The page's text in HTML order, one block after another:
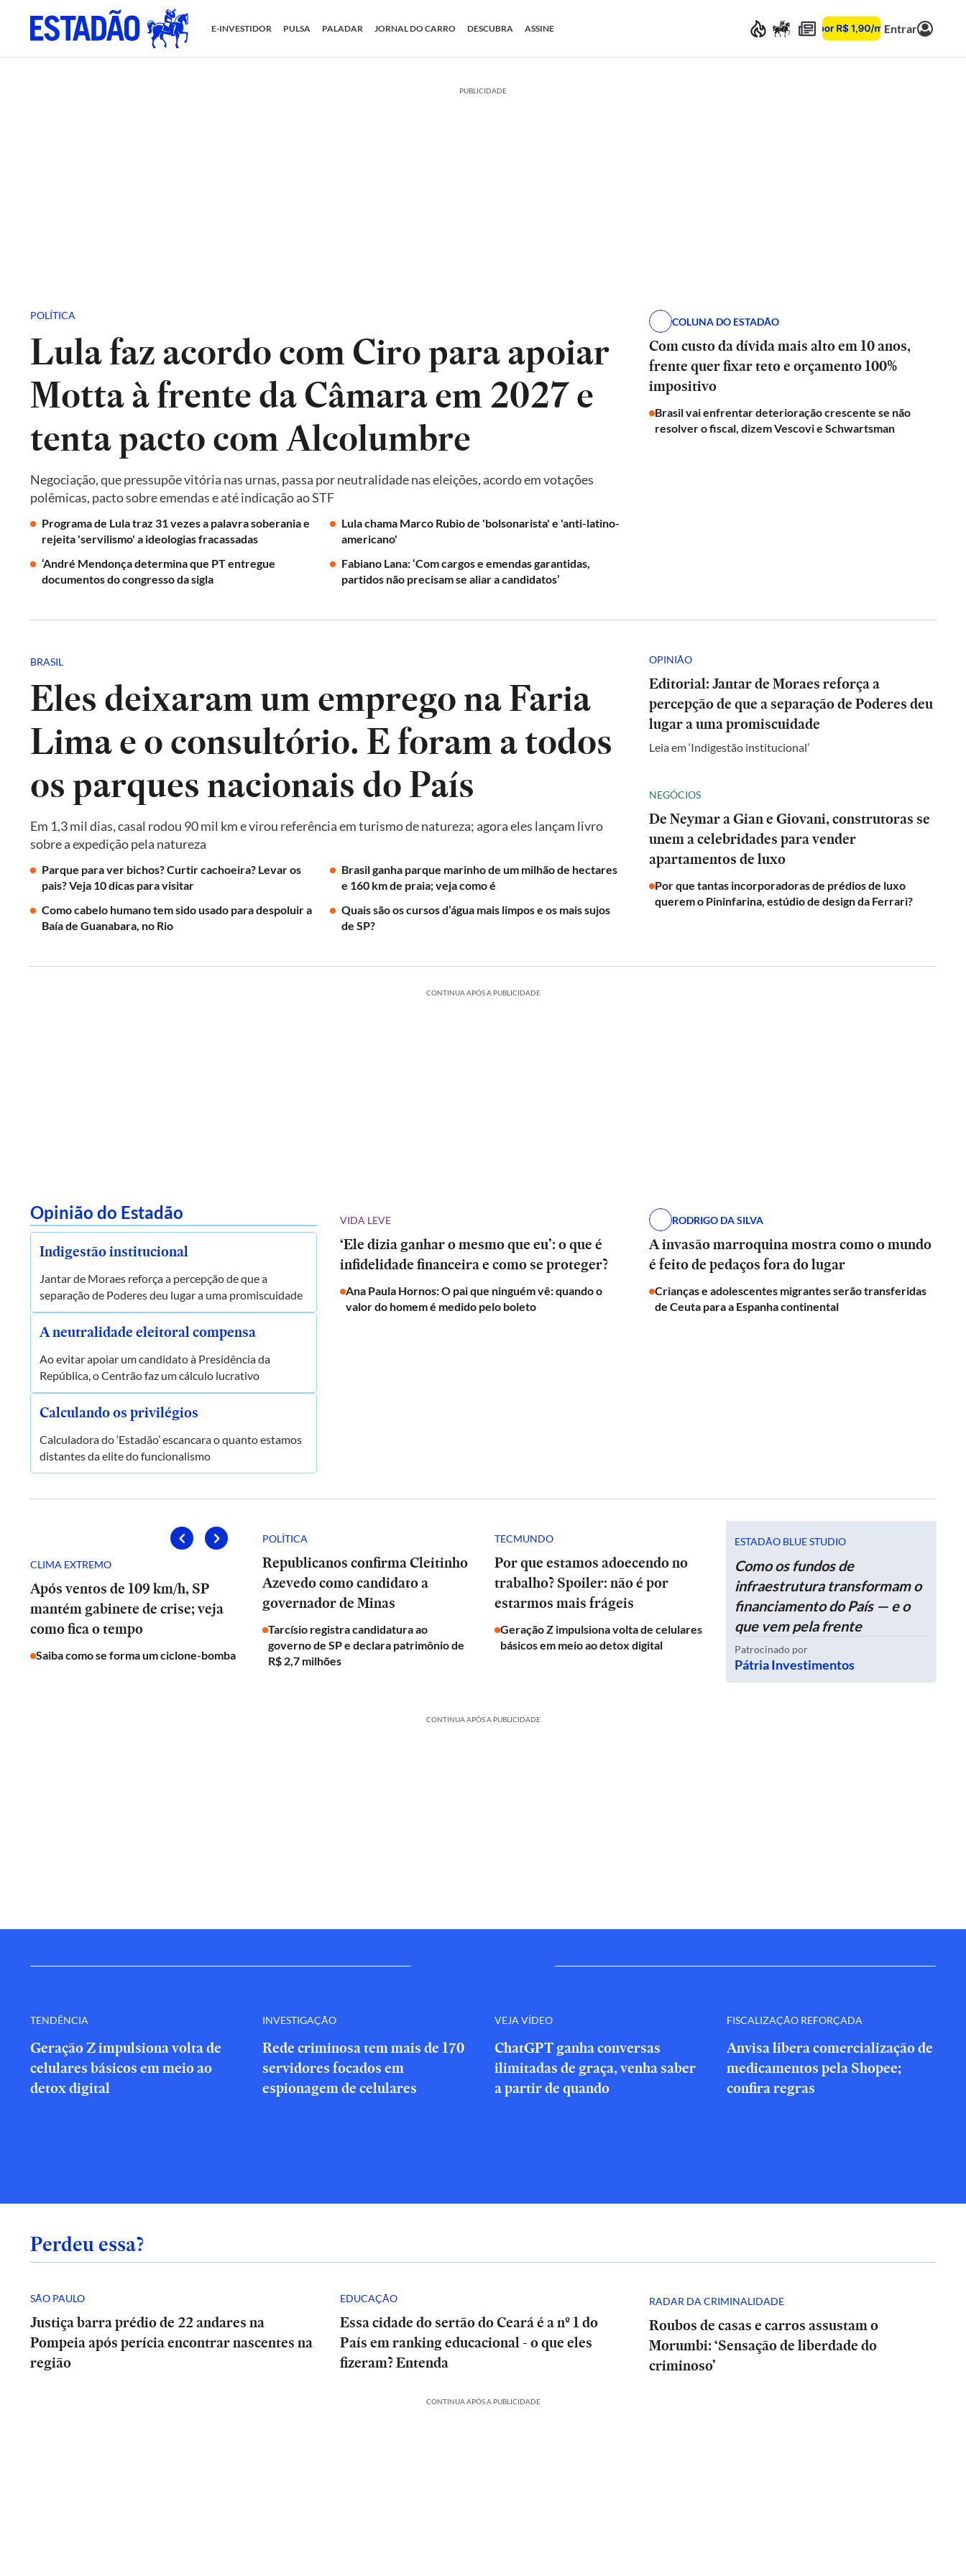
E-INVESTIDOR PULSA PALADAR JORNAL DO CARRO DESCUBRA ASSINE Entrar
PUBLICIDADE
POLÍTICA
Lula faz acordo com Ciro para apoiar
Motta à frente da Câmara em 2027 e
tenta pacto com Alcolumbre
Negociação, que pressupõe vitória nas urnas, passa por neutralidade nas eleições, acordo em votações
polêmicas, pacto sobre emendas e até indicação ao STF
Programa de Lula traz 31 vezes a palavra soberania e
rejeita 'servilismo' a ideologias fracassadas
Lula chama Marco Rubio de 'bolsonarista' e 'anti-latino-
americano'
‘André Mendonça determina que PT entregue
documentos do congresso da sigla
Fabiano Lana: ‘Com cargos e emendas garantidas,
partidos não precisam se aliar a candidatos’
COLUNA DO ESTADÃO
Com custo da dívida mais alto em 10 anos,
frente quer fixar teto e orçamento 100%
impositivo
Brasil vai enfrentar deterioração crescente se não
resolver o fiscal, dizem Vescovi e Schwartsman
BRASIL
Eles deixaram um emprego na Faria
Lima e o consultório. E foram a todos
os parques nacionais do País
Em 1,3 mil dias, casal rodou 90 mil km e virou referência em turismo de natureza; agora eles lançam livro
sobre a expedição pela natureza
Parque para ver bichos? Curtir cachoeira? Levar os
pais? Veja 10 dicas para visitar
Brasil ganha parque marinho de um milhão de hectares
e 160 km de praia; veja como é
Como cabelo humano tem sido usado para despoluir a
Baía de Guanabara, no Rio
Quais são os cursos d’água mais limpos e os mais sujos
de SP?
OPINIÃO
Editorial: Jantar de Moraes reforça a
percepção de que a separação de Poderes deu
lugar a uma promiscuidade
Leia em ‘Indigestão institucional’
NEGÓCIOS
De Neymar a Gian e Giovani, construtoras se
unem a celebridades para vender
apartamentos de luxo
Por que tantas incorporadoras de prédios de luxo
querem o Pininfarina, estúdio de design da Ferrari?
CONTINUA APÓS A PUBLICIDADE
Opinião do Estadão
Indigestão institucional
Jantar de Moraes reforça a percepção de que a
separação de Poderes deu lugar a uma promiscuidade
A neutralidade eleitoral compensa
Ao evitar apoiar um candidato à Presidência da
República, o Centrão faz um cálculo lucrativo
Calculando os privilégios
Calculadora do ‘Estadão’ escancara o quanto estamos
distantes da elite do funcionalismo
VIDA LEVE
‘Ele dizia ganhar o mesmo que eu’: o que é
infidelidade financeira e como se proteger?
Ana Paula Hornos: O pai que ninguém vê: quando o
valor do homem é medido pelo boleto
RODRIGO DA SILVA
A invasão marroquina mostra como o mundo
é feito de pedaços fora do lugar
Crianças e adolescentes migrantes serão transferidas
de Ceuta para a Espanha continental
CLIMA EXTREMO
Após ventos de 109 km/h, SP
mantém gabinete de crise; veja
como fica o tempo
Saiba como se forma um ciclone-bomba
POLÍTICA
Republicanos confirma Cleitinho
Azevedo como candidato a
governador de Minas
Tarcísio registra candidatura ao
governo de SP e declara patrimônio de
R$ 2,7 milhões
TECMUNDO
Por que estamos adoecendo no
trabalho? Spoiler: não é por
estarmos mais frágeis
Geração Z impulsiona volta de celulares
básicos em meio ao detox digital
ESTADÃO BLUE STUDIO
Como os fundos de
infraestrutura transformam o
financiamento do País — e o
que vem pela frente
Patrocinado por
Pátria Investimentos
CONTINUA APÓS A PUBLICIDADE
TENDÊNCIA
Geração Z impulsiona volta de
celulares básicos em meio ao
detox digital
INVESTIGAÇÃO
Rede criminosa tem mais de 170
servidores focados em
espionagem de celulares
VEJA VÍDEO
ChatGPT ganha conversas
ilimitadas de graça, venha saber
a partir de quando
FISCALIZAÇÃO REFORÇADA
Anvisa libera comercialização de
medicamentos pela Shopee;
confira regras
Perdeu essa?
SÃO PAULO
Justiça barra prédio de 22 andares na
Pompeia após perícia encontrar nascentes na
região
EDUCAÇÃO
Essa cidade do sertão do Ceará é a nº 1 do
País em ranking educacional - o que eles
fizeram? Entenda
RADAR DA CRIMINALIDADE
Roubos de casas e carros assustam o
Morumbi: ‘Sensação de liberdade do
criminoso’
CONTINUA APÓS A PUBLICIDADE